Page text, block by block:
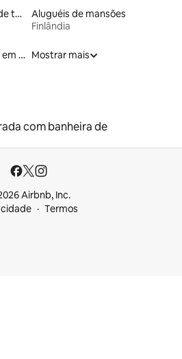
Aluguel por temporada de tendas
Aluguéis de mansões
Finlândia
Aluguéis por temporada em albergue Mostrar mais
com banheira de
Airbnb, Inc.
Termos